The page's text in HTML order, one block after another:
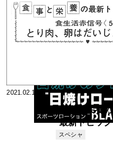
2021.02.15
食事と栄養の
最新トピック
ス40 食生活
スペシャ